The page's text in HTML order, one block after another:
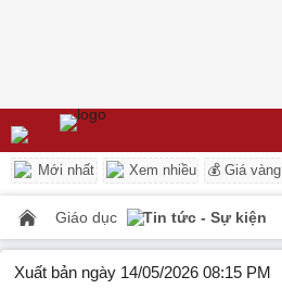
Mới nhất Xem nhiều 💰 Giá vàng
Giáo dục Tin tức - Sự kiện
Xuất bản ngày 14/05/2026 08:15 PM